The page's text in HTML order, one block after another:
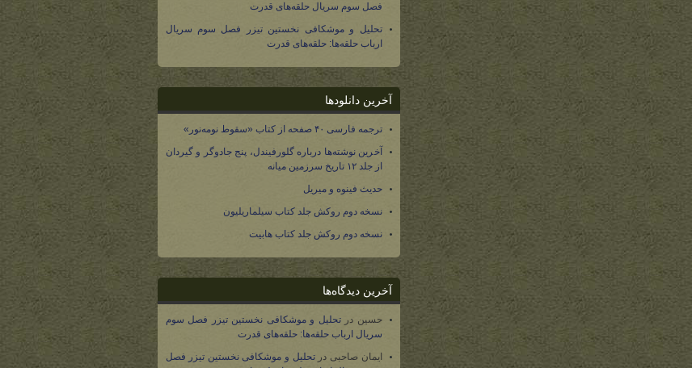
فصل سوم سریال حلقه‌های قدرت
تحلیل و موشکافی نخستین تیزر فصل سوم سریال
ارباب حلقه‌ها: حلقه‌های قدرت
آخرین دانلودها
ترجمه فارسی ۴۰ صفحه از کتاب «سقوط نومه‌نور»
آخرین نوشته‌ها درباره گلورفیندل، پنج جادوگر و گیردان
از جلد ۱۲ تاریخ سرزمین میانه
حدیث فینوه و میریل
نسخه دوم روکش جلد کتاب سیلماریلیون
نسخه دوم روکش جلد کتاب هابیت
آخرین دیدگاه‌ها
حسین درتحلیل و موشکافی نخستین تیزر فصل سوم
سریال ارباب حلقه‌ها: حلقه‌های قدرت
ایمان صاحبی درتحلیل و موشکافی نخستین تیزر فصل